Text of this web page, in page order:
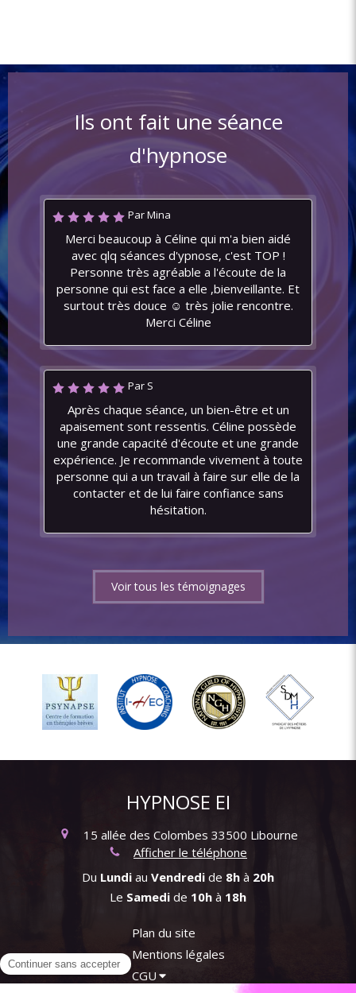
Ils ont fait une séance
d'hypnose
Par Mina
Merci beaucoup à Céline qui m'a bien aidé
avec qlq séances d'ypnose, c'est TOP !
Personne très agréable a l'écoute de la
personne qui est face a elle ,bienveillante. Et
surtout très douce ☺️ très jolie rencontre.
Merci Céline
Par S
Après chaque séance, un bien-être et un
apaisement sont ressentis. Céline possède
une grande capacité d'écoute et une grande
expérience. Je recommande vivement à toute
personne qui a un travail à faire sur elle de la
contacter et de lui faire confiance sans
hésitation.
Voir tous les témoignages
HYPNOSE EI
15 allée des Colombes 33500 Libourne
Afficher le téléphone
Du Lundi au Vendredi de 8h à 20h
Le Samedi de 10h à 18h
Plan du site
Mentions légales
CGU